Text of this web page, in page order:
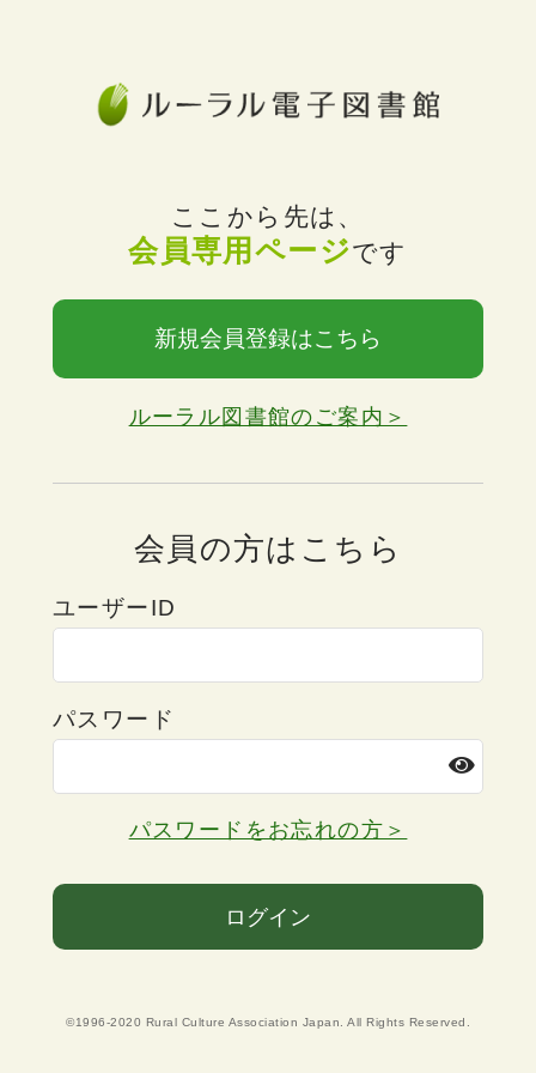
ここから先は、
会員専用ページです
新規会員登録はこちら
ルーラル図書館のご案内＞
会員の方はこちら
ユーザーID
パスワード
パスワードをお忘れの方＞
ログイン
©1996-2020 Rural Culture Association Japan. All Rights Reserved.